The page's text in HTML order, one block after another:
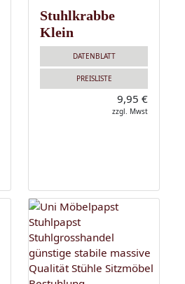
Stuhlkrabbe
Klein
DATENBLATT
PREISLISTE
9,95 €
zzgl. Mwst